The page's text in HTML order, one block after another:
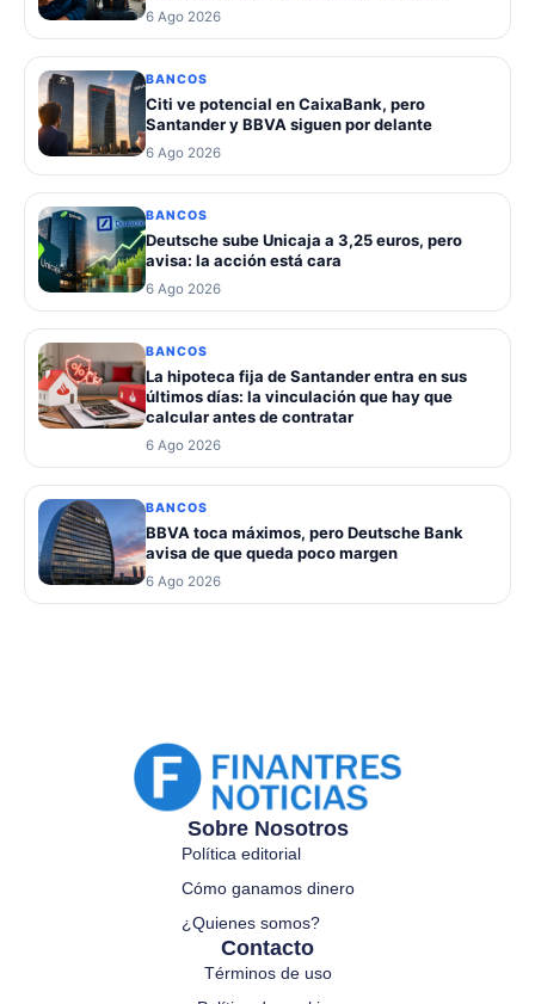
6 Ago 2026
BANCOS
Citi ve potencial en CaixaBank, pero
Santander y BBVA siguen por delante
6 Ago 2026
BANCOS
Deutsche sube Unicaja a 3,25 euros, pero
avisa: la acción está cara
6 Ago 2026
BANCOS
La hipoteca fija de Santander entra en sus
últimos días: la vinculación que hay que
calcular antes de contratar
6 Ago 2026
BANCOS
BBVA toca máximos, pero Deutsche Bank
avisa de que queda poco margen
6 Ago 2026
Sobre Nosotros
Política editorial
Cómo ganamos dinero
¿Quienes somos?
Contacto
Términos de uso